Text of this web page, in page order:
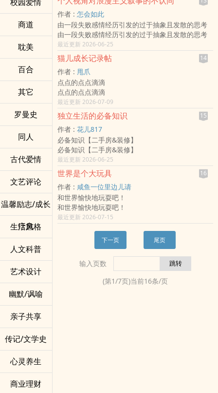
商道
耽美
百合
其它
罗曼史
同人
古代爱情
文艺评论
温馨励志/成长
疗愈
生活风格
人文科普
艺术设计
幽默/讽喻
亲子共享
传记/文学史
心灵养生
商业理财
作者 : 怎会如此
由一段失败感情经历引发的过于抽象且发散的思考
由一段失败感情经历引发的过于抽象且发散的思考
最近更新 2026-06-25
猫儿成长记录帖 14
作者 : 甩爪
点点的点点滴滴
点点的点点滴滴
最近更新 2026-07-09
独立生活的必备知识 15
作者 : 花儿817
必备知识【二手房&装修】
必备知识【二手房&装修】
最近更新 2026-06-25
世界是个大玩具 16
作者 : 咸鱼一位里边儿请
和世界愉快地玩耍吧！
和世界愉快地玩耍吧！
最近更新 2026-07-15
下一页 尾页
输入页数
(第1/7页)当前16条/页